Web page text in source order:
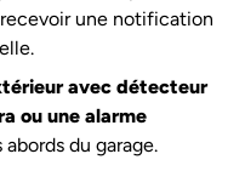
une notification
avec détecteur
ou une alarme
du garage.